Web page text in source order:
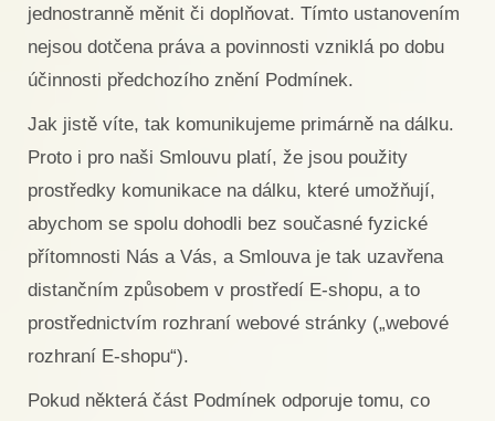
jednostranně měnit či doplňovat. Tímto ustanovením
nejsou dotčena práva a povinnosti vzniklá po dobu
účinnosti předchozího znění Podmínek.
Jak jistě víte, tak komunikujeme primárně na dálku.
Proto i pro naši Smlouvu platí, že jsou použity
prostředky komunikace na dálku, které umožňují,
abychom se spolu dohodli bez současné fyzické
přítomnosti Nás a Vás, a Smlouva je tak uzavřena
distančním způsobem v prostředí E-shopu, a to
prostřednictvím rozhraní webové stránky („webové
rozhraní E-shopu“).
Pokud některá část Podmínek odporuje tomu, co